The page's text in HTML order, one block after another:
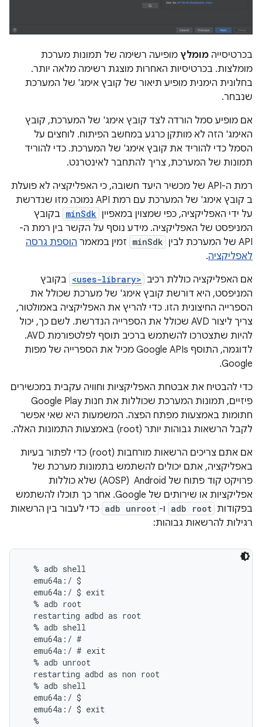
בכרטיסייה מומלץ מופיעה רשימה של תמונות מערכת
מומלצות. בכרטיסיות האחרות מוצגת רשימה מלאה יותר.
בחלונית הימנית מופיע תיאור של קובץ אימג' של המערכת
שנבחר.
אם מופיע סמל הורדה לצד קובץ אימג' של המערכת, קובץ
האימג' הזה לא מותקן כרגע במחשב הפיתוח. לוחצים על
הסמל כדי להוריד את קובץ אימג' של המערכת. כדי להוריד
תמונות של המערכת, צריך להתחבר לאינטרנט.
רמת ה-API של מכשיר היעד חשובה, כי האפליקציה לא פועלת
ב קובץ אימג' של המערכת עם רמת API נמוכה מזו שנדרשת
על ידי האפליקציה, כפי שמצוין במאפיין minSdk בקובץ
המניפסט של האפליקציה. מידע נוסף על הקשר בין רמת ה-
API של המערכת לבין
minSdk זמין במאמר הוספת גרסה
לאפליקציה.
אם האפליקציה כוללת רכיב <uses-library> בקובץ
המניפסט, היא דורשת קובץ אימג' של מערכת שכולל את
הספרייה החיצונית הזו. כדי להריץ את האפליקציה באמולטור,
צריך ליצור AVD שכולל את הספרייה הנדרשת. לשם כך, יכול
להיות שתצטרכו להשתמש ברכיב תוסף לפלטפורמת AVD.
לדוגמה, התוסף Google APIs מכיל את הספרייה של מפות
Google.
כדי להבטיח את אבטחת האפליקציות וחוויה עקבית במכשירים
פיזיים, תמונות המערכת שכוללות את חנות Google Play
חתומות באמצעות מפתח הפצה. המשמעות היא שאי אפשר
לקבל הרשאות גבוהות יותר (root) באמצעות התמונות האלה.
אם אתם צריכים הרשאות מורחבות (root) כדי לפתור בעיות
באפליקציה, אתם יכולים להשתמש בתמונות מערכת של
פרויקט קוד פתוח של Android ‏ (AOSP) שלא כוללות
אפליקציות או שירותים של Google. אחר כך תוכלו להשתמש
בפקודות adb root ו- adb unroot כדי לעבור בין הרשאות
רגילות להרשאות גבוהות:
  % adb shell
  emu64a:/ $
  emu64a:/ $ exit
  % adb root
  restarting adbd as root
  % adb shell
  emu64a:/ #
  emu64a:/ # exit
  % adb unroot
  restarting adbd as non root
  % adb shell
  emu64a:/ $
  emu64a:/ $ exit
  %